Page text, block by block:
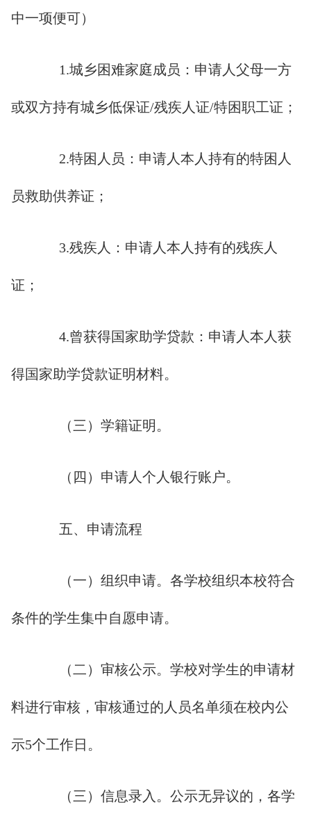
中一项便可）
1.城乡困难家庭成员：申请人父母一方
或双方持有城乡低保证/残疾人证/特困职工证；
2.特困人员：申请人本人持有的特困人
员救助供养证；
3.残疾人：申请人本人持有的残疾人
证；
4.曾获得国家助学贷款：申请人本人获
得国家助学贷款证明材料。
（三）学籍证明。
（四）申请人个人银行账户。
五、申请流程
（一）组织申请。各学校组织本校符合
条件的学生集中自愿申请。
（二）审核公示。学校对学生的申请材
料进行审核，审核通过的人员名单须在校内公
示5个工作日。
（三）信息录入。公示无异议的，各学